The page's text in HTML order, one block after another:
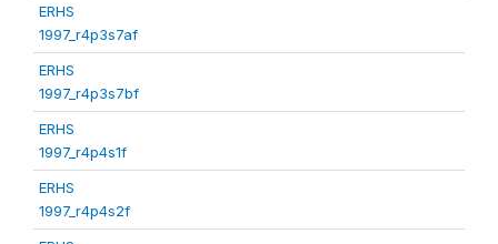
ERHS
1997_r4p3s7af
ERHS
1997_r4p3s7bf
ERHS
1997_r4p4s1f
ERHS
1997_r4p4s2f